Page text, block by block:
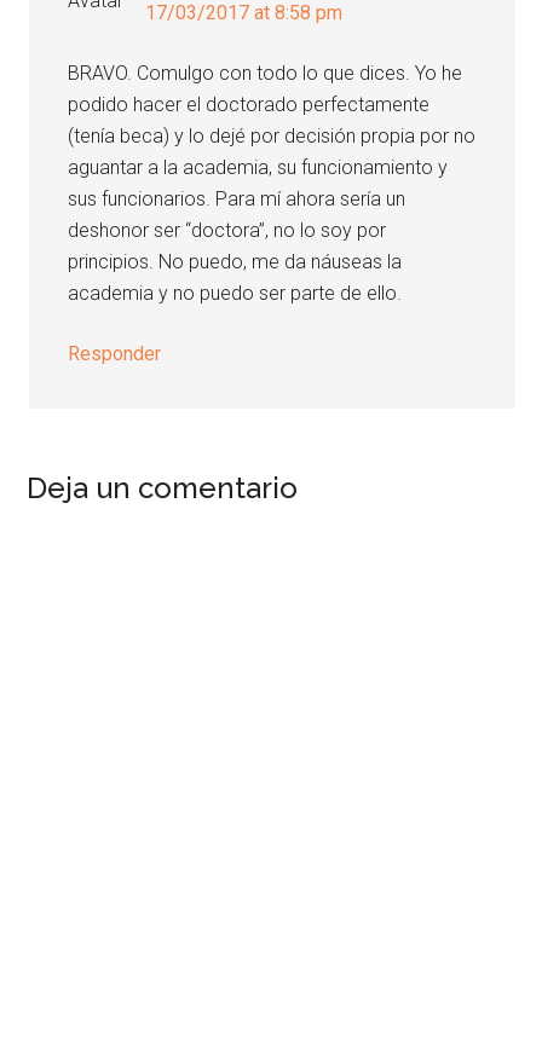
17/03/2017 at 8:58 pm
BRAVO. Comulgo con todo lo que dices. Yo he
podido hacer el doctorado perfectamente
(tenía beca) y lo dejé por decisión propia por no
aguantar a la academia, su funcionamiento y
sus funcionarios. Para mí ahora sería un
deshonor ser “doctora”, no lo soy por
principios. No puedo, me da náuseas la
academia y no puedo ser parte de ello.
Responder
Deja un comentario